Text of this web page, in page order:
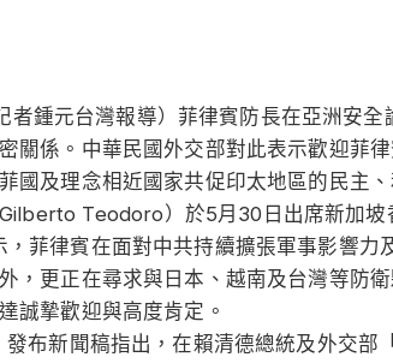
者鍾元台灣報導）菲律賓防長在亞洲安
關係。中華民國外交部對此表示歡迎菲
國及理念相近國家共促印太地區的民主、
Teodoro）於5月30日出席新加
菲律賓在面對中共持續擴張軍事影響力
，更正在尋求與日本、越南及台灣等防
誠摯歡迎與高度肯定。
布新聞稿指出，在賴清德總統及外交部